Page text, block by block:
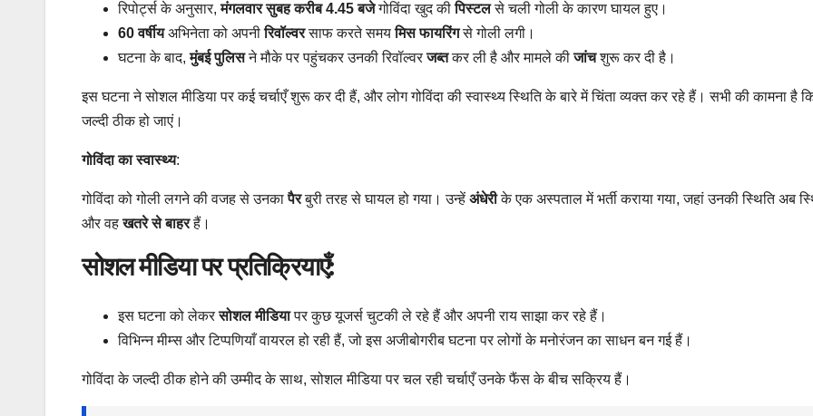
रिपोर्ट्स के अनुसार,मंगलवार सुबह करीब 4.45 बजेगोविंदा खुद कीपिस्टलसे चली गोली के कारण घायल हुए।
60 वर्षीयअभिनेता को अपनीरिवॉल्वरसाफ करते समयमिस फायरिंगसे गोली लगी।
घटना के बाद,मुंबई पुलिसने मौके पर पहुंचकर उनकी रिवॉल्वरजब्तकर ली है और मामले कीजांचशुरू कर दी है।
इस घटना ने सोशल मीडिया पर कई चर्चाएँ शुरू कर दी हैं, और लोग गोविंदा की स्वास्थ्य स्थिति के बारे में चिंता व्यक्त कर रहे हैं। सभी की कामना है
जल्दी ठीक हो जाएं।
गोविंदा का स्वास्थ्य:
गोविंदा को गोली लगने की वजह से उनकापैरबुरी तरह से घायल हो गया। उन्हें अंधेरीके एक अस्पताल में भर्ती कराया गया, जहां उनकी स्थिति अब
और वहखतरे से बाहरहैं।
सोशल मीडिया पर प्रतिक्रियाएँ:
इस घटना को लेकरसोशल मीडियापर कुछ यूजर्स चुटकी ले रहे हैं और अपनी राय साझा कर रहे हैं।
विभिन्न मीम्स और टिप्पणियाँ वायरल हो रही हैं, जो इस अजीबोगरीब घटना पर लोगों के मनोरंजन का साधन बन गई हैं।
गोविंदा के जल्दी ठीक होने की उम्मीद के साथ, सोशल मीडिया पर चल रही चर्चाएँ उनके फैंस के बीच सक्रिय हैं।